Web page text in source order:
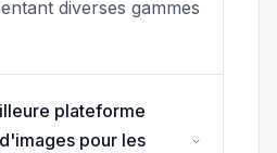
diverses gammes
plateforme
pour les